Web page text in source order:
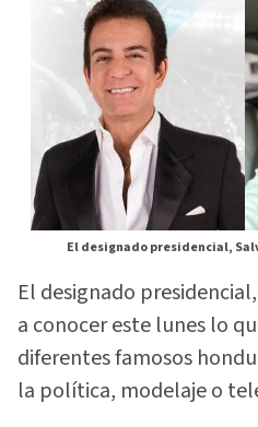
El designado presidencial,
El designado presidencial,
a conocer este lunes lo
diferentes famosos
la política, modelaje o